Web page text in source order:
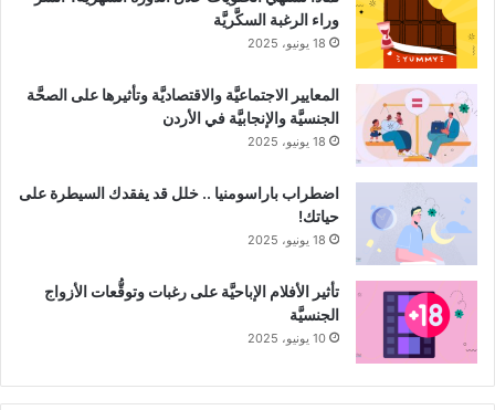
وراء الرغبة السكَّريَّة
18 يونيو، 2025
المعايير الاجتماعيَّة والاقتصاديَّة وتأثيرها على الصحَّة
الجنسيَّة والإنجابيَّة في الأردن
18 يونيو، 2025
اضطراب باراسومنيا .. خلل قد يفقدك السيطرة على
حياتك!
18 يونيو، 2025
تأثير الأفلام الإباحيَّة على رغبات وتوقُّعات الأزواج
الجنسيَّة
10 يونيو، 2025